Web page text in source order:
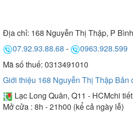
Địa chỉ: 168 Nguyễn Thị Thập, P
07.92.93.88.68 -
0963.928.599
Mã số thuế: 0313491010
Giới thiệu 168 Nguyễn Thị Thập Bản
Lạc Long Quân, Q11 - HCMchi
Mở cửa : 8h - 21h00 (kể cả ngày lễ)